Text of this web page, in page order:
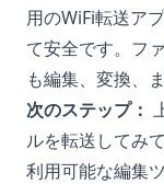
用のWiFi転送ア
て安全です。フ
も編集、変換、
次のステップ：
ルを転送してみ
利用可能な編集